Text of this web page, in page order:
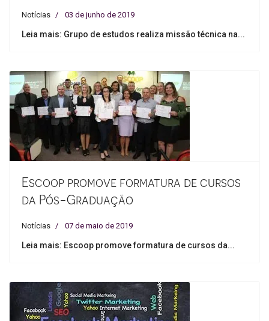
Notícias 03 de junho de 2019
Leia mais: Grupo de estudos realiza missão técnica na...
Escoop promove formatura de cursos
da Pós-Graduação
Notícias 07 de maio de 2019
Leia mais: Escoop promove formatura de cursos da...